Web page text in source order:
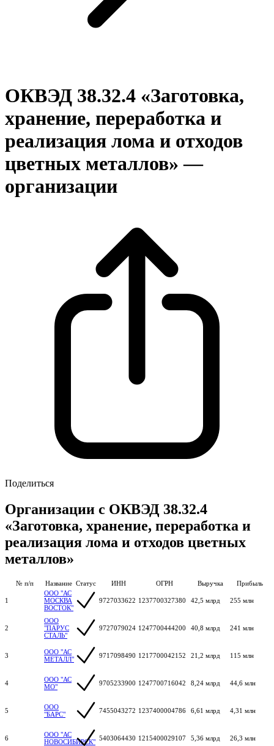
ОКВЭД 38.32.4 «Заготовка,
хранение, переработка и
реализация лома и отходов
цветных металлов» —
организации
Поделиться
Организации с ОКВЭД 38.32.4
«Заготовка, хранение, переработка и
реализация лома и отходов цветных
металлов»
№ п/п Название Статус ИНН ОГРН Выручка Прибыль
1
ООО "АС
МОСКВА
ВОСТОК"
9727033622 1237700327380 42,5 млрд 255 млн
2
ООО
"ПАРУС
СТАЛЬ"
9727079024 1247700444200 40,8 млрд 241 млн
3
ООО "АС
МЕТАЛЛ"
9717098490 1217700042152 21,2 млрд 115 млн
4
ООО "АС
МО"
9705233900 1247700716042 8,24 млрд 44,6 млн
5
ООО
"БАРС"
7455043272 1237400004786 6,61 млрд 4,31 млн
6
ООО "АС
НОВОСИБИРСК" 5403064430 1215400029107 5,36 млрд 26,3 млн